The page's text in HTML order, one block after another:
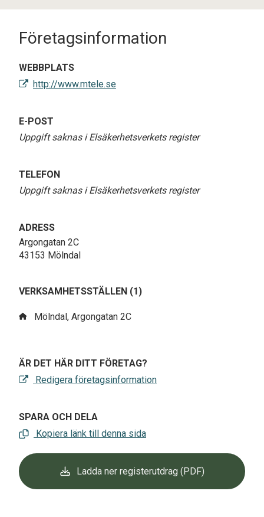
Företagsinformation
WEBBPLATS
http://www.mtele.se
E-POST
Uppgift saknas i Elsäkerhetsverkets register
TELEFON
Uppgift saknas i Elsäkerhetsverkets register
ADRESS
Argongatan 2C
43153 Mölndal
VERKSAMHETSSTÄLLEN (1)
Mölndal, Argongatan 2C
ÄR DET HÄR DITT FÖRETAG?
Redigera företagsinformation
SPARA OCH DELA
Kopiera länk till denna sida
Ladda ner registerutdrag (PDF)